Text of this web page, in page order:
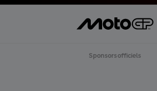
Sponsors officiels